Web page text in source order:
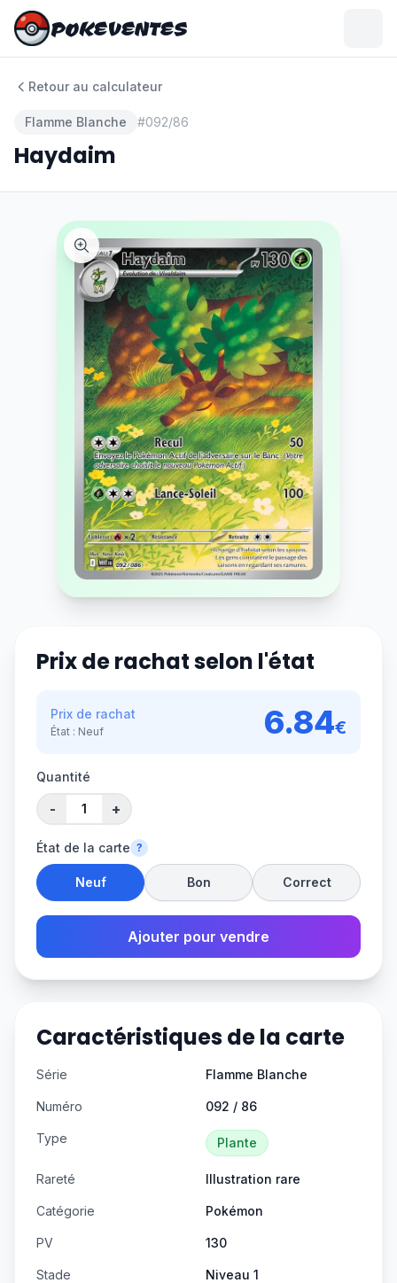
POKEVENTES
POKEVENTES
Retour au calculateur
Flamme Blanche #092/86
Haydaim
Prix de rachat selon l'état
Prix de rachat
État : Neuf 6.84€
Quantité
- +
État de la carte ?
Neuf Bon Correct
Ajouter pour vendre
Caractéristiques de la carte
Série Flamme Blanche
Numéro 092 / 86
Type Plante
Rareté Illustration rare
Catégorie Pokémon
PV 130
Stade Niveau 1